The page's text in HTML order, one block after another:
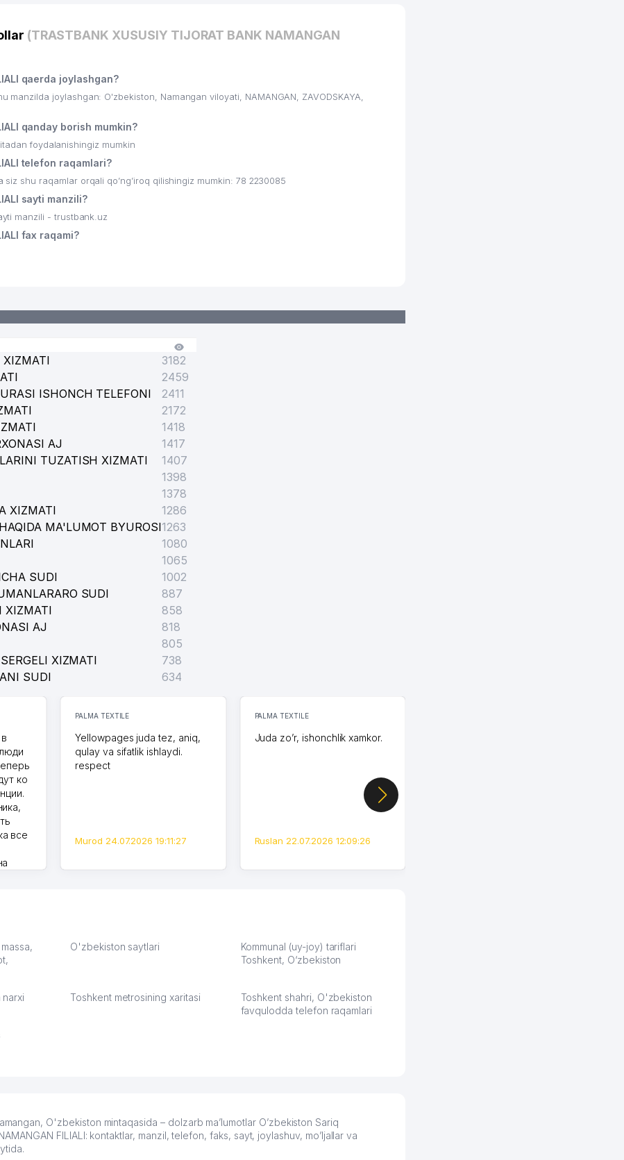
(TRASTBANK XUSUSIY TIJORAT BANK NAMANGAN
qaerda joylashgan?
manzilda joylashgan: O'zbekiston, Namangan viloyati, NAMANGAN, ZAVODSKAYA,
qanday borish mumkin?
foydalanishingiz mumkin
telefon raqamlari?
siz shu raqamlar orqali qo’ng’iroq qilishingiz mumkin: 78 2230085
sayti manzili?
manzili - trustbank.uz
fax raqami?
XIZMATI
3182
2459
ISHONCH TELEFONI
2411
2172
1418
AJ
1417
TUZATISH XIZMATI
1407
1398
1378
XIZMATI
1286
MA'LUMOT BYUROSI1263
1080
1065
SUDI
1002
SUDI
887
XIZMATI
858
AJ
818
805
XIZMATI
738
SUDI 634
ко
все
PALMA TEXTILE
Yellowpages juda tez, aniq,
qulay va sifatlik ishlaydi.
respect
Murod 24.07.2026 19:11:27
PALMA TEXTILE
Juda zo’r, ishonchlik xamkor.
Ruslan 22.07.2026 12:09:26
O'zbekiston saytlari
Kommunal (uy-joy) tariflari
Toshkent, O‘zbekiston
Toshkent metrosining xaritasi
Toshkent shahri, O'zbekiston
favqulodda telefon raqamlari
O'zbekiston mintaqasida – dolzarb ma’lumotlar O’zbekiston Sariq
FILIALI: kontaktlar, manzil, telefon, faks, sayt, joylashuv, mo’ljallar va